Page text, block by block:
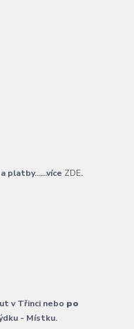
platby......více ZDE.
v Třinci nebo po
- Místku.